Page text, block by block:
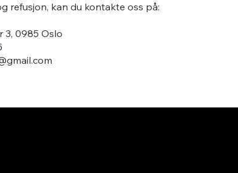
refusjon, kan du kontakte oss på:
3, 0985 Oslo